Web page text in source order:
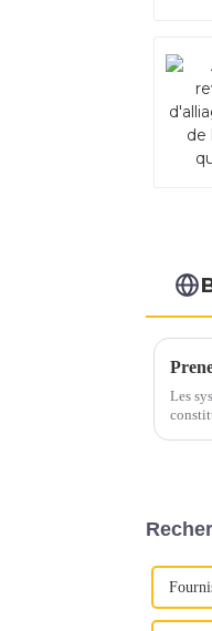
Les
constitués d’alliages